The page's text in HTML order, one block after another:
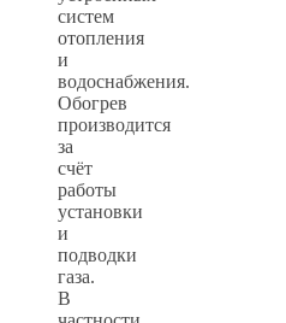
систем
отопления
и
водоснабжения.
Обогрев
производится
за
счёт
работы
установки
и
подводки
газа.
В